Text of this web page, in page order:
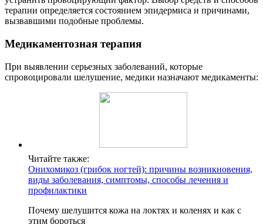
терапии определяется состоянием эпидермиса и причинами,
вызвавшими подобные проблемы.
Медикаментозная терапия
При выявлении серьезных заболеваний, которые
спровоцировали шелушение, медики назначают медикаменты:
Читайте также:
Онихомикоз (грибок ногтей): причины возникновения,
виды заболевания, симптомы, способы лечения и
профилактики
Почему шелушится кожа на локтях и коленях и как с
этим бороться